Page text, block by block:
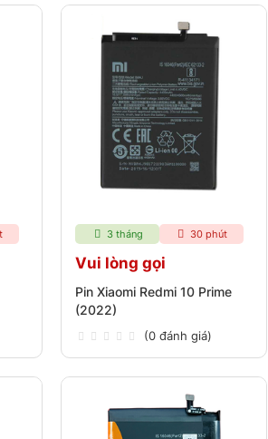
3 tháng 30 phút
Vui lòng gọi
Pin Xiaomi Redmi 10 Prime
(2022)
(0 đánh giá)